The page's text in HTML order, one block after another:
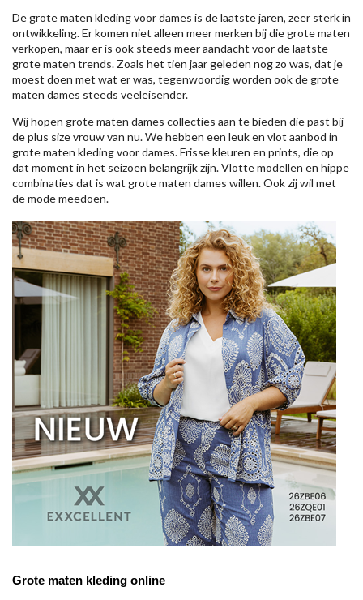
De grote maten kleding voor dames is de laatste jaren, zeer sterk in
ontwikkeling. Er komen niet alleen meer merken bij die grote maten
verkopen, maar er is ook steeds meer aandacht voor de laatste
grote maten trends. Zoals het tien jaar geleden nog zo was, dat je
moest doen met wat er was, tegenwoordig worden ook de grote
maten dames steeds veeleisender.
Wij hopen grote maten dames collecties aan te bieden die past bij
de plus size vrouw van nu. We hebben een leuk en vlot aanbod in
grote maten kleding voor dames. Frisse kleuren en prints, die op
dat moment in het seizoen belangrijk zijn. Vlotte modellen en hippe
combinaties dat is wat grote maten dames willen. Ook zij wil met
de mode meedoen.
Grote maten kleding online